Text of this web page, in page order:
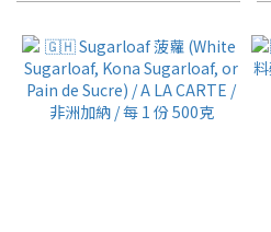
價格
(HK$)